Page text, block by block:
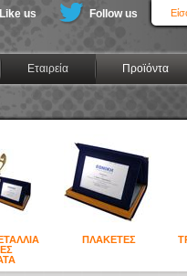
Εταιρεία Προϊόντα
Like us Follow us
ΠΛΑΚΕΤΕΣ